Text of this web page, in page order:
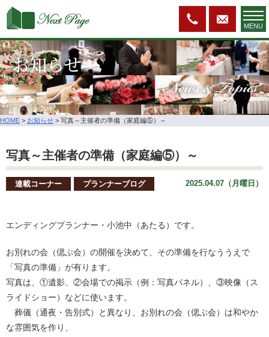
MENU
お知らせ News & Topics
HOME > お知らせ > 写真～主催者の準備（家庭編⑤）～
写真～主催者の準備（家庭編⑤）～
連載コーナー プランナーブログ 2025.04.07（月曜日）
エンディングプランナー・小池中（あたる）です。
お別れの会（偲ぶ会）の開催を決めて、その準備を行なううえで
「写真の準備」が有ります。
写真は、①遺影、②会場での掲示（例：写真パネル）、③映像（ス
ライドショー）などに使います。
葬儀（通夜・告別式）と異なり、お別れの会（偲ぶ会）は和やか
な雰囲気を作り、